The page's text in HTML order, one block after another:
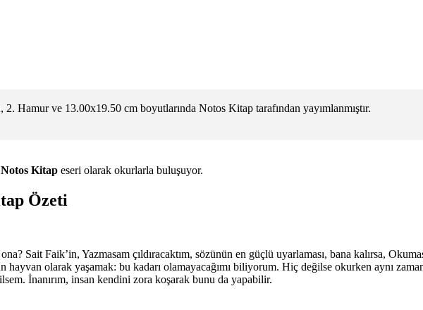
Hamur ve 13.00x19.50 cm boyutlarında Notos Kitap tarafından yayımlanmıştır.
Notos Kitap eseri olarak okurlarla buluşuyor.
Özeti
Sait Faik’in, Yazmasam çıldıracaktım, sözünün en güçlü uyarlaması, bana kalırsa,
olarak yaşamak: bu kadarı olamayacağımı biliyorum. Hiç değilse okurken aynı
İnanırım, insan kendini zora koşarak bunu da yapabilir.